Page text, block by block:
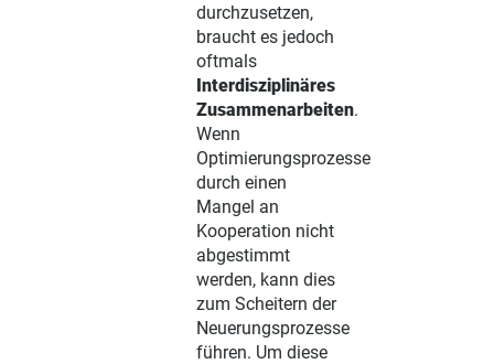
durchzusetzen,
braucht es jedoch
oftmals
Interdisziplinäres
Zusammenarbeiten.
Wenn
Optimierungsprozesse
durch einen
Mangel an
Kooperation nicht
abgestimmt
werden, kann dies
zum Scheitern der
Neuerungsprozesse
führen. Um diese